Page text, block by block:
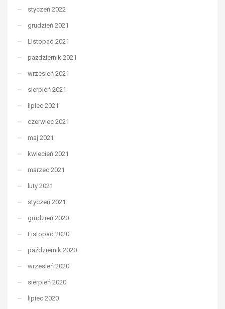
styczeń 2022
grudzień 2021
Listopad 2021
październik 2021
wrzesień 2021
sierpień 2021
lipiec 2021
czerwiec 2021
maj 2021
kwiecień 2021
marzec 2021
luty 2021
styczeń 2021
grudzień 2020
Listopad 2020
październik 2020
wrzesień 2020
sierpień 2020
lipiec 2020